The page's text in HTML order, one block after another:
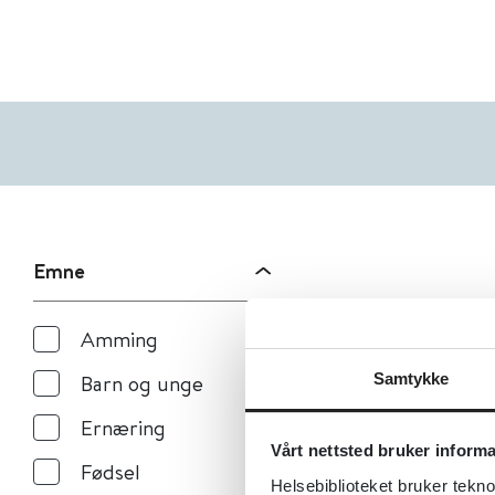
Samtykke
Vårt nettsted bruker
Helsebiblioteket bruker
Emne
Amming
Barn og unge
Ernæring
Fødsel